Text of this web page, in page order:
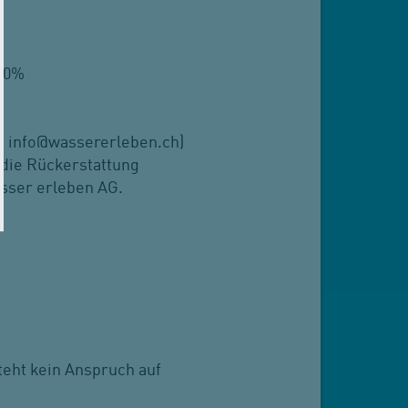
Rückerstattung
erleben AG.
kein Anspruch auf